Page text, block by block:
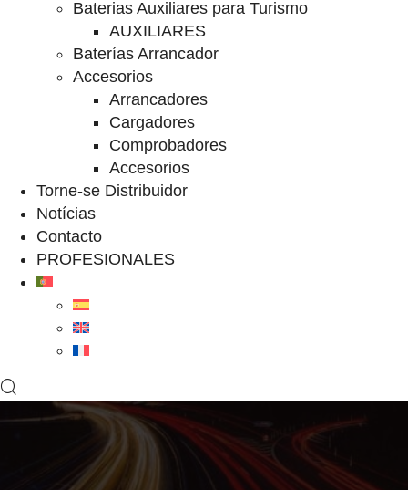
Baterias Auxiliares para Turismo
AUXILIARES
Baterías Arrancador
Accesorios
Arrancadores
Cargadores
Comprobadores
Accesorios
Torne-se Distribuidor
Notícias
Contacto
PROFESIONALES